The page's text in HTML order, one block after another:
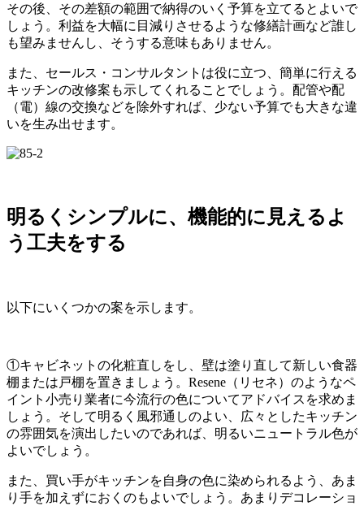
その後、その差額の範囲で納得のいく予算を立てるとよいで
しょう。利益を大幅に目減りさせるような修繕計画など誰し
も望みませんし、そうする意味もありません。
また、セールス・コンサルタントは役に立つ、簡単に行える
キッチンの改修案も示してくれることでしょう。配管や配
（電）線の交換などを除外すれば、少ない予算でも大きな違
いを生み出せます。
明るくシンプルに、機能的に見えるよ
う工夫をする
以下にいくつかの案を示します。
①キャビネットの化粧直しをし、壁は塗り直して新しい食器
棚または戸棚を置きましょう。Resene（リセネ）のようなペ
イント小売り業者に今流行の色についてアドバイスを求めま
しょう。そして明るく風邪通しのよい、広々としたキッチン
の雰囲気を演出したいのであれば、明るいニュートラル色が
よいでしょう。
また、買い手がキッチンを自身の色に染められるよう、あま
り手を加えずにおくのもよいでしょう。あまりデコレーショ